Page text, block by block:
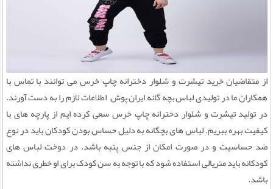
از متقاضیان خرید تیشرت و شلوار دخترانه چاپ خرس می توانند با تماس با
همکاران ما در تولیدی لباس بچه گانه ایران پوش اطلاعات لازم را به دست آورند.
در تولید تیشرت و شلوار دخترانه چاپ خرس سعی کرده ایم از پارچه های با
کیفیت بهره ببریم. لباس های بچگانه به دلیل حساس بودن کودکان باید در نوع
ضد حساسیت و در صورت امکان از جنس پنبه باشد. در دوخت لباس های
کودکانه باید متریالی استفاده شود که با توجه به سن کودک برای او خطری نداشته
باشد.